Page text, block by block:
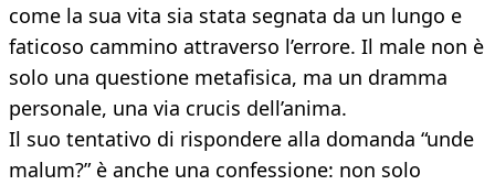
come la sua vita sia stata segnata da un lungo e
faticoso cammino attraverso l’errore. Il male non è
solo una questione metafisica, ma un dramma
personale, una via crucis dell’anima.
Il suo tentativo di rispondere alla domanda “unde
malum?” è anche una confessione: non solo